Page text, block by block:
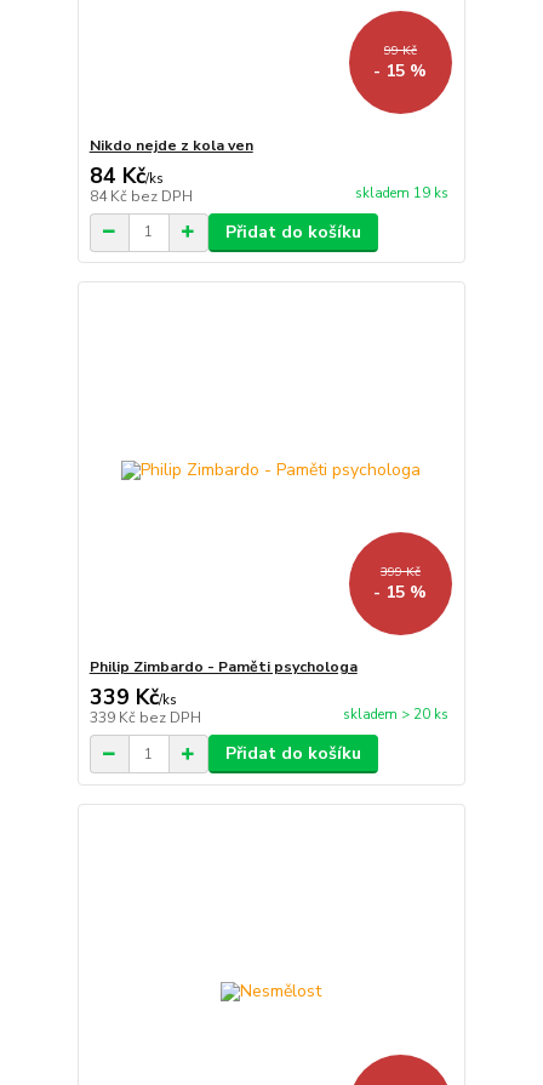
99 Kč
- 15 %
Nikdo nejde z kola ven
84 Kč/ks
84 Kč bez DPH skladem 19 ks
Přidat do košíku
399 Kč
- 15 %
Philip Zimbardo - Paměti psychologa
339 Kč/ks
339 Kč bez DPH skladem > 20 ks
Přidat do košíku